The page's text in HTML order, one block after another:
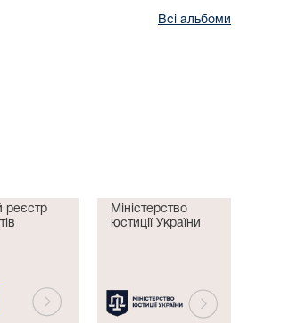
Всі альбоми
реєстр
Міністерство
юстиції України